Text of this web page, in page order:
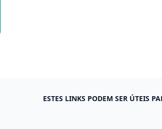
ESTES LINKS PODEM SER ÚTEIS